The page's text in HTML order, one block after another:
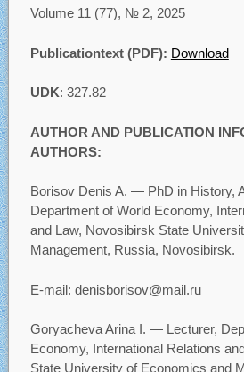
Volume 11 (77), № 2, 2025
Publicationtext (PDF): Download
UDK: 327.82
AUTHOR AND PUBLICATION
AUTHORS:
Borisov Denis A. — PhD in History,
Department of World Economy,
and Law, Novosibirsk State
Management, Russia, Novosibirsk.
E-mail: denisborisov@mail.ru
Goryacheva Arina I. — Lecturer,
Economy, International Relations
State University of Economics and